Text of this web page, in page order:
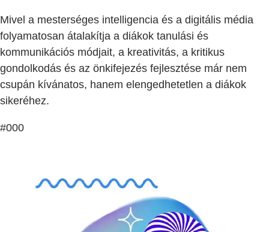
Mivel a mesterséges intelligencia és a digitális média
folyamatosan átalakítja a diákok tanulási és
kommunikációs módjait, a kreativitás, a kritikus
gondolkodás és az önkifejezés fejlesztése már nem
csupán kívánatos, hanem elengedhetetlen a diákok
sikeréhez.
#000